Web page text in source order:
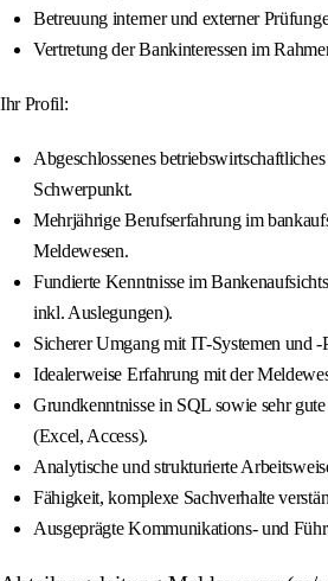
Betreuung interner und externer
Vertretung der Bankinteressen im
Ihr Profil:
Abgeschlossenes
Schwerpunkt.
Mehrjährige Berufserfahrung im
Meldewesen.
Fundierte Kenntnisse im
inkl. Auslegungen).
Sicherer Umgang mit IT-Systemen und -
Idealerweise Erfahrung mit der
Grundkenntnisse in SQL sowie sehr
(Excel, Access).
Analytische und strukturierte
Fähigkeit, komplexe Sachverhalte
Ausgeprägte Kommunikations- und